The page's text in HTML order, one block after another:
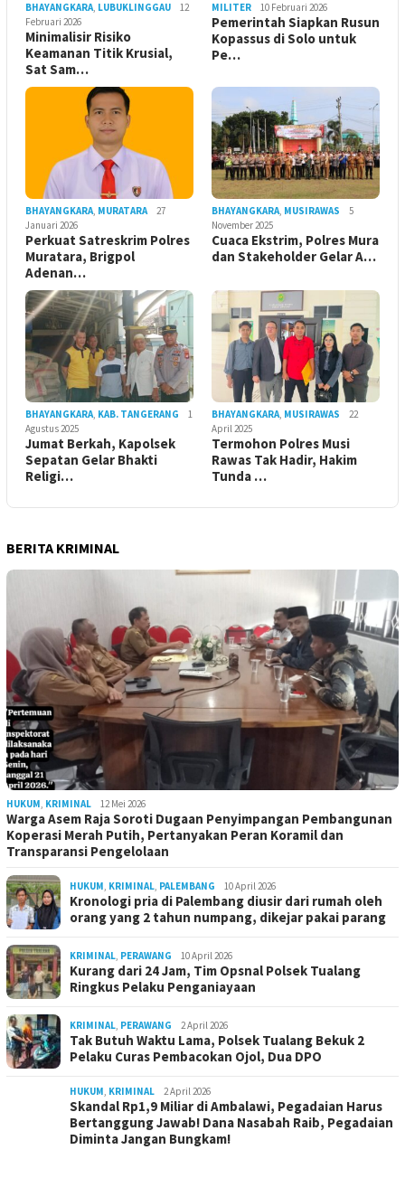
BHAYANGKARA, LUBUKLINGGAU
12
Februari 2026
Minimalisir Risiko
Keamanan Titik Krusial,
Sat Sam…
MILITER 10 Februari 2026
Pemerintah Siapkan Rusun
Kopassus di Solo untuk
Pe…
BHAYANGKARA, MURATARA
27
Januari 2026
Perkuat Satreskrim Polres
Muratara, Brigpol
Adenan…
BHAYANGKARA, MUSIRAWAS
5
November 2025
Cuaca Ekstrim, Polres Mura
dan Stakeholder Gelar A…
BHAYANGKARA, KAB. TANGERANG
1
Agustus 2025
Jumat Berkah, Kapolsek
Sepatan Gelar Bhakti
Religi…
BHAYANGKARA, MUSIRAWAS
22
April 2025
Termohon Polres Musi
Rawas Tak Hadir, Hakim
Tunda …
BERITA KRIMINAL
HUKUM, KRIMINAL 12 Mei 2026
Warga Asem Raja Soroti Dugaan Penyimpangan Pembangunan
Koperasi Merah Putih, Pertanyakan Peran Koramil dan
Transparansi Pengelolaan
HUKUM, KRIMINAL, PALEMBANG 10 April 2026
Kronologi pria di Palembang diusir dari rumah oleh
orang yang 2 tahun numpang, dikejar pakai parang
KRIMINAL, PERAWANG 10 April 2026
Kurang dari 24 Jam, Tim Opsnal Polsek Tualang
Ringkus Pelaku Penganiayaan
KRIMINAL, PERAWANG 2 April 2026
Tak Butuh Waktu Lama, Polsek Tualang Bekuk 2
Pelaku Curas Pembacokan Ojol, Dua DPO
HUKUM, KRIMINAL 2 April 2026
Skandal Rp1,9 Miliar di Ambalawi, Pegadaian Harus
Bertanggung Jawab! Dana Nasabah Raib, Pegadaian
Diminta Jangan Bungkam!